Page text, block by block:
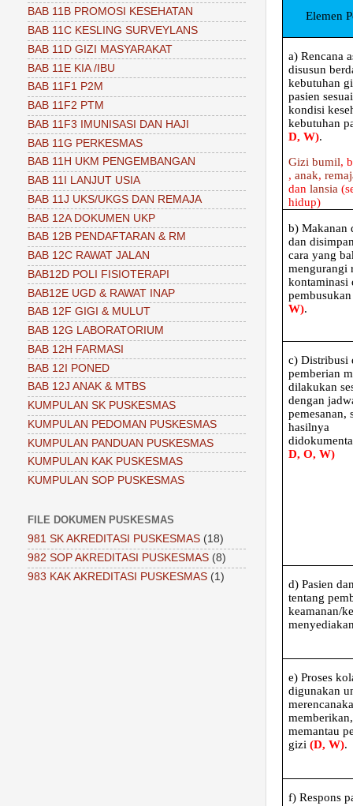
Elemen
a) Rencana
disusun
kebutuhan
pasien
kondisi
kebutuhan
D, W).
Gizi bumil,
,anak,
danlansia
hidup)
b) Makanan
dan
cara yang
mengurangi
kontaminasi
W).
c) Distribusi
pemberian
dilakukan
dengan
pemesanan,
hasilnya
D, O, W)
d) Pasien
tentang
keamanan/
e) Proses
digunakan
memantau
gizi(D, W).
f) Respons
BAB 11B PROMOSI KESEHATAN
BAB 11C KESLING SURVEYLANS
BAB 11D GIZI MASYARAKAT
BAB 11E KIA /IBU
BAB 11F1 P2M
BAB 11F2 PTM
BAB 11F3 IMUNISASI DAN HAJI
BAB 11G PERKESMAS
BAB 11H UKM PENGEMBANGAN
BAB 11I LANJUT USIA
BAB 11J UKS/UKGS DAN REMAJA
BAB 12A DOKUMEN UKP
BAB 12B PENDAFTARAN & RM
BAB 12C RAWAT JALAN
BAB12D POLI FISIOTERAPI
BAB12E UGD & RAWAT INAP
BAB 12F GIGI & MULUT
BAB 12G LABORATORIUM
BAB 12H FARMASI
BAB 12I PONED
BAB 12J ANAK & MTBS
KUMPULAN SK PUSKESMAS
KUMPULAN PEDOMAN PUSKESMAS
KUMPULAN PANDUAN PUSKESMAS
KUMPULAN KAK PUSKESMAS
KUMPULAN SOP PUSKESMAS
FILE DOKUMEN PUSKESMAS
981 SK AKREDITASI PUSKESMAS (18)
982 SOP AKREDITASI PUSKESMAS (8)
983 KAK AKREDITASI PUSKESMAS (1)